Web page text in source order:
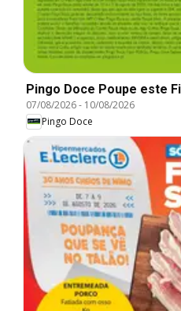
Pingo Doce Poupe este
07/08/2026- 10/08/2026
Pingo Doce